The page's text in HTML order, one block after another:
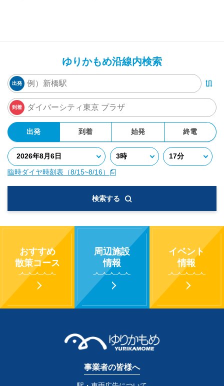
ゆりかもめ沿線内検索
出発
到着
出発 到着 始発 終電
臨時ダイヤ時刻表（8/15~8/16）
検索する
おすすめ
散策コース
周辺施設
情報
イベント
情報
事業者の皆様へ